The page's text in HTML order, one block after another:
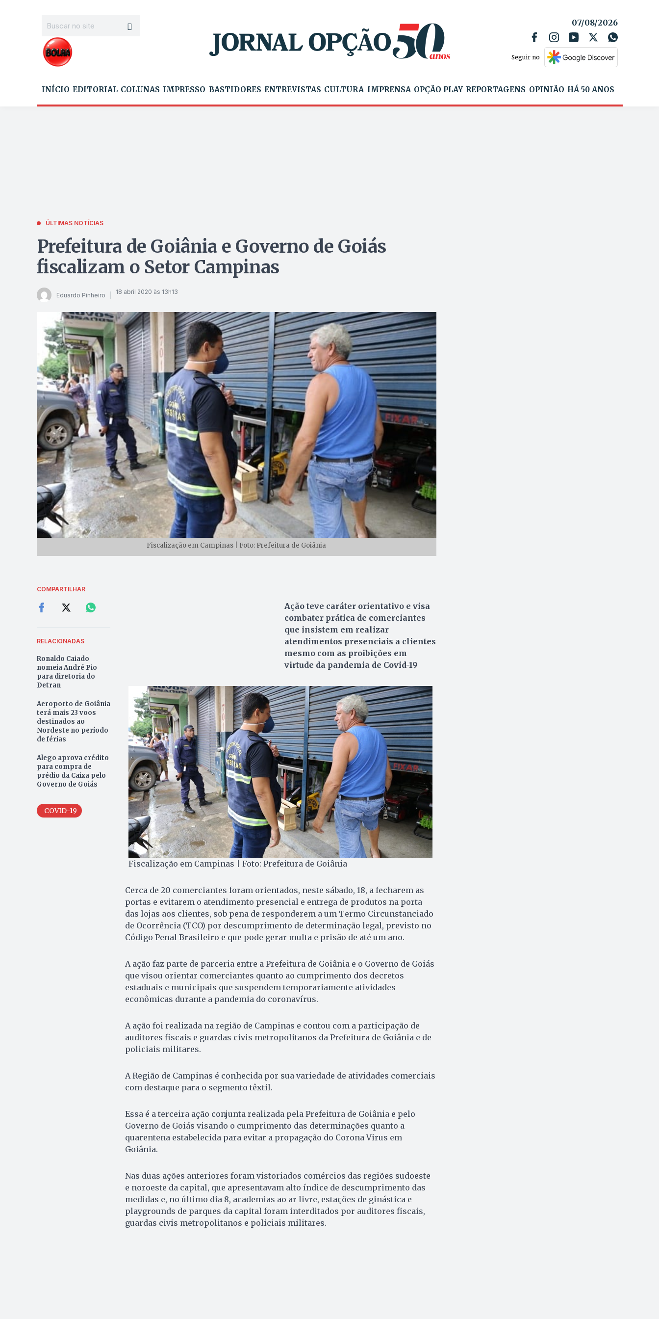
07/08/2026
Seguir no
INÍCIO EDITORIAL COLUNAS IMPRESSO BASTIDORES ENTREVISTAS CULTURA IMPRENSA OPÇÃO PLAY REPORTAGENS OPINIÃO HÁ 50 ANOS
ÚLTIMAS NOTÍCIAS
Prefeitura de Goiânia e Governo de Goiás
fiscalizam o Setor Campinas
Eduardo Pinheiro 18 abril 2020 às 13h13
Fiscalização em Campinas | Foto: Prefeitura de Goiânia
COMPARTILHAR
RELACIONADAS
Ronaldo Caiado
nomeia André Pio
para diretoria do
Detran
Aeroporto de Goiânia
terá mais 23 voos
destinados ao
Nordeste no período
de férias
Alego aprova crédito
para compra de
prédio da Caixa pelo
Governo de Goiás
COVID-19
Ação teve caráter orientativo e visa
combater prática de comerciantes
que insistem em realizar
atendimentos presenciais a clientes
mesmo com as proibições em
virtude da pandemia de Covid-19
Fiscalização em Campinas | Foto: Prefeitura de Goiânia
Cerca de 20 comerciantes foram orientados, neste sábado, 18, a fecharem as
portas e evitarem o atendimento presencial e entrega de produtos na porta
das lojas aos clientes, sob pena de responderem a um Termo Circunstanciado
de Ocorrência (TCO) por descumprimento de determinação legal, previsto no
Código Penal Brasileiro e que pode gerar multa e prisão de até um ano.
A ação faz parte de parceria entre a Prefeitura de Goiânia e o Governo de Goiás
que visou orientar comerciantes quanto ao cumprimento dos decretos
estaduais e municipais que suspendem temporariamente atividades
econômicas durante a pandemia do coronavírus.
A ação foi realizada na região de Campinas e contou com a participação de
auditores fiscais e guardas civis metropolitanos da Prefeitura de Goiânia e de
policiais militares.
A Região de Campinas é conhecida por sua variedade de atividades comerciais
com destaque para o segmento têxtil.
Essa é a terceira ação conjunta realizada pela Prefeitura de Goiânia e pelo
Governo de Goiás visando o cumprimento das determinações quanto a
quarentena estabelecida para evitar a propagação do Corona Virus em
Goiânia.
Nas duas ações anteriores foram vistoriados comércios das regiões sudoeste
e noroeste da capital, que apresentavam alto índice de descumprimento das
medidas e, no último dia 8, academias ao ar livre, estações de ginástica e
playgrounds de parques da capital foram interditados por auditores fiscais,
guardas civis metropolitanos e policiais militares.